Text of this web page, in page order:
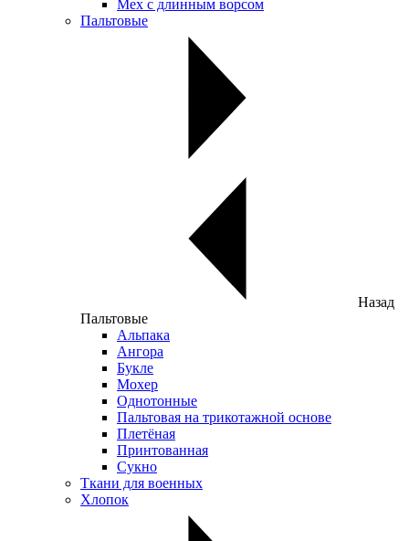
Мех с длинным ворсом
Пальтовые
Назад
Пальтовые
Альпака
Ангора
Букле
Мохер
Однотонные
Пальтовая на трикотажной основе
Плетёная
Принтованная
Сукно
Ткани для военных
Хлопок